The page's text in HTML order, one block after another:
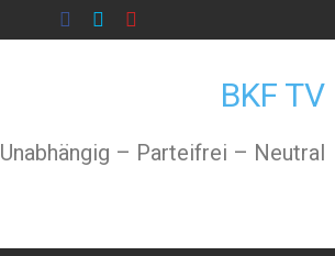
BKF TV
Unabhängig – Parteifrei – Neutral